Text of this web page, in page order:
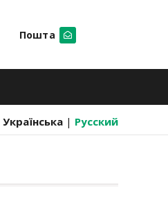
Пошта
Українська | Русский